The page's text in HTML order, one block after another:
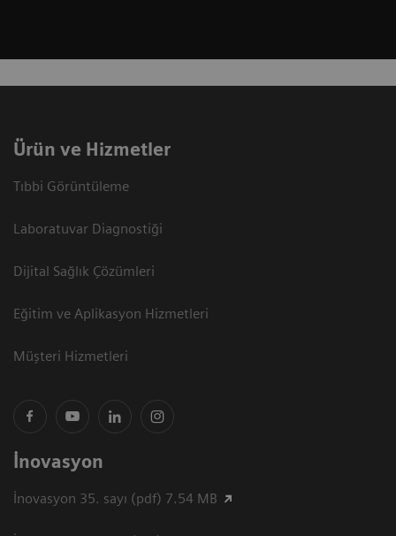
Ürün ve Hizmetler
Tıbbi Görüntüleme
Laboratuvar Diagnostiği
Dijital Sağlık Çözümleri
Eğitim ve Aplikasyon Hizmetleri
Müşteri Hizmetleri
İnovasyon
İnovasyon 35. sayı (pdf) 7.54 MB